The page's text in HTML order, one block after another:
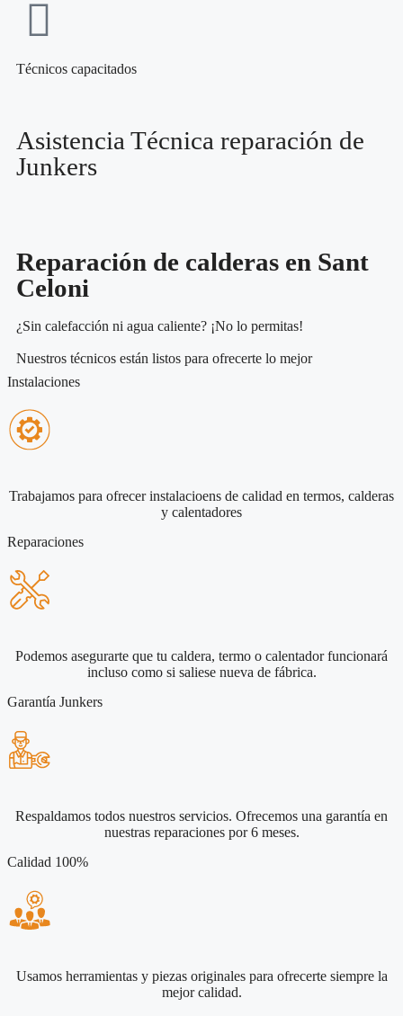
Técnicos capacitados
Asistencia Técnica reparación de
Junkers
Reparación de calderas en Sant
Celoni
¿Sin calefacción ni agua caliente? ¡No lo permitas!
Nuestros técnicos están listos para ofrecerte lo mejor
Instalaciones
Trabajamos para ofrecer instalacioens de calidad en termos, calderas
y calentadores
Reparaciones
Podemos asegurarte que tu caldera, termo o calentador funcionará
incluso como si saliese nueva de fábrica.
Garantía Junkers
Respaldamos todos nuestros servicios. Ofrecemos una garantía en
nuestras reparaciones por 6 meses.
Calidad 100%
Usamos herramientas y piezas originales para ofrecerte siempre la
mejor calidad.